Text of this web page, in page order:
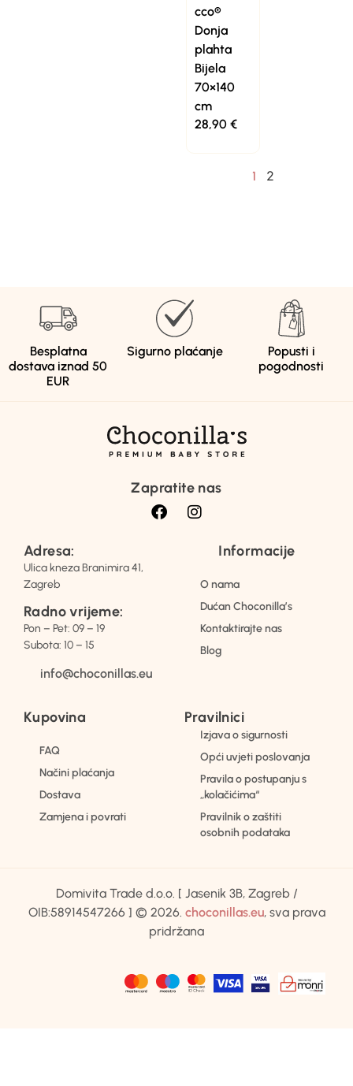
cco®
Donja
plahta
Bijela
70×140
cm
28,90 €
1 2
Besplatna
dostava iznad 50
EUR
Sigurno plaćanje
Popusti i
pogodnosti
Zapratite nas
Adresa:
Ulica kneza Branimira 41,
Zagreb
Radno vrijeme:
Pon – Pet: 09 – 19
Subota: 10 – 15
info@choconillas.eu
Informacije
O nama
Dućan Choconilla’s
Kontaktirajte nas
Blog
Kupovina
FAQ
Načini plaćanja
Dostava
Zamjena i povrati
Pravilnici
Izjava o sigurnosti
Opći uvjeti poslovanja
Pravila o postupanju s
„kolačićima“
Pravilnik o zaštiti
osobnih podataka
Domivita Trade d.o.o. [ Jasenik 3B, Zagreb /
OIB:58914547266 ] © 2026. choconillas.eu, sva prava
pridržana